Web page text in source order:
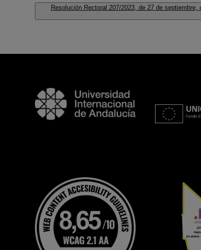
Resolución Rectoral 207/2023, de 27 de